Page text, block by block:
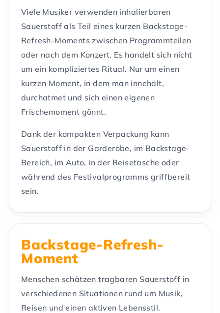
Viele Musiker verwenden inhalierbaren
Sauerstoff als Teil eines kurzen Backstage-
Refresh-Moments zwischen Programmteilen
oder nach dem Konzert. Es handelt sich nicht
um ein kompliziertes Ritual. Nur um einen
kurzen Moment, in dem man innehält,
durchatmet und sich einen eigenen
Frischemoment gönnt.
Dank der kompakten Verpackung kann
Sauerstoff in der Garderobe, im Backstage-
Bereich, im Auto, in der Reisetasche oder
während des Festivalprogramms griffbereit
sein.
Backstage-Refresh-
Moment
Menschen schätzen tragbaren Sauerstoff in
verschiedenen Situationen rund um Musik,
Reisen und einen aktiven Lebensstil.